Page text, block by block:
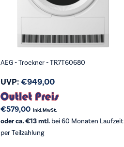
AEG - Trockner - TR7T60680
UVP:€949,00
€579,00 inkl. MwSt.
oder ca. €13 mtl.bei 60 Monaten Laufzeit
per Teilzahlung